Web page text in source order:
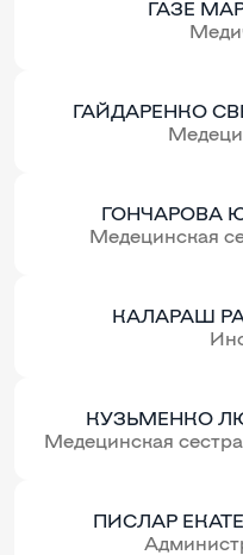
ГАЗЕ
ГАЙДАРЕНКО
ГОНЧАРОВА
Медецинская
КАЛАРАШ
КУЗЬМЕНКО
Медецинская
ПИСЛАР